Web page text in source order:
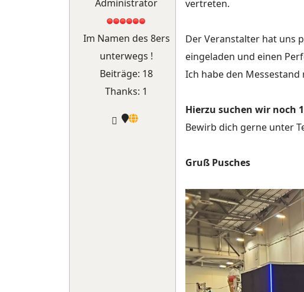
Administrator
Im Namen des 8ers
unterwegs !
Beiträge: 18
Thanks: 1
vertreten.
Der Veranstalter hat uns
eingeladen und einen
Ich habe den
Hierzu suchen wir noch
Bewirb dich gerne unter
Gruß Pusches